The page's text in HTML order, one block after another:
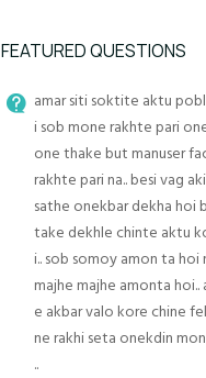
FEATURED QUESTIONS
amar siti soktite aktu
i sob mone rakhte pari
one thake but manuser
rakhte pari na.. besi vag
sathe onekbar dekha hoi
take dekhle chinte aktu
i.. sob somoy amon ta hoi
majhe majhe amonta hoi..
e akbar valo kore chine
ne rakhi seta onekdin
..